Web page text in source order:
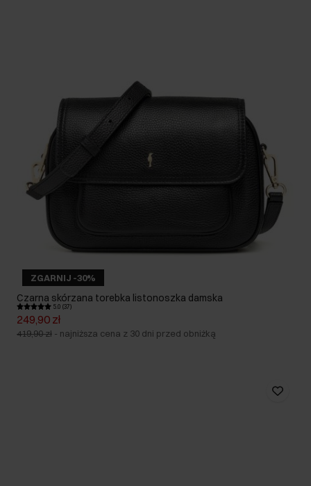
ZGARNIJ -30%
Czarna skórzana torebka listonoszka damska
5.0 (37)
249,90 zł
419,90 zł - najniższa cena z 30 dni przed obniżką